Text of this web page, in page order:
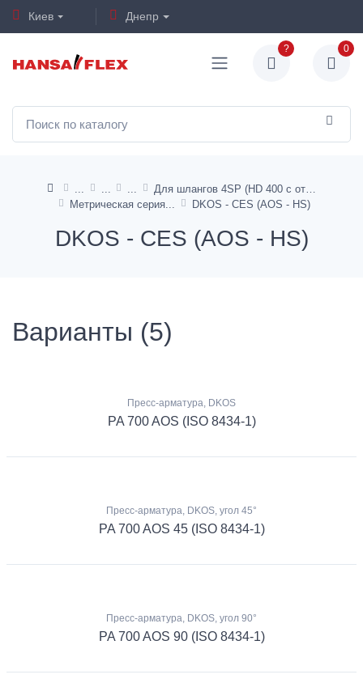
Киев Днепр
? 0
Для шлангов 4SP (HD 400 с отрывным предохранителем)
Метрическая серия
DKOS - CES (AOS - HS)
DKOS - CES (AOS - HS)
Варианты (5)
Пресс-арматура, DKOS
PA 700 AOS (ISO 8434-1)
Пресс-арматура, DKOS, угол 45°
PA 700 AOS 45 (ISO 8434-1)
Пресс-арматура, DKOS, угол 90°
PA 700 AOS 90 (ISO 8434-1)